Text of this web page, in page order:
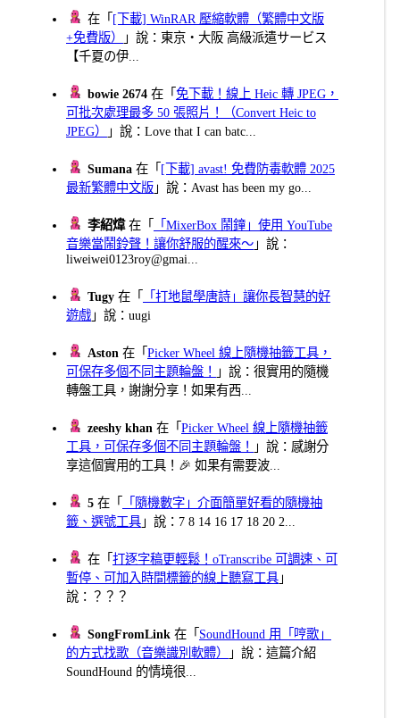
在「 [下載] WinRAR 壓縮軟體（繁體中文版
+免費版）
」說：東京・大阪 高級派遣サービス
【千夏の伊...
bowie 2674 在「免下載！線上 Heic 轉 JPEG，
可批次處理最多 50 張照片！（Convert Heic to
JPEG）
」說：Love that I can batc...
Sumana 在「 [下載] avast! 免費防毒軟體 2025
最新繁體中文版 」說：Avast has been my go...
李紹煒在「
「MixerBox 鬧鐘」使用 YouTube
音樂當鬧鈴聲！讓你舒服的醒來～ 」說：
liweiwei0123roy@gmai...
Tugy 在「
「打地鼠學唐詩」讓你長智慧的好
遊戲 」說：uugi
Aston 在「Picker Wheel 線上隨機抽籤工具，
可保存多個不同主題輪盤！
」說：很實用的隨機
轉盤工具，謝謝分享！如果有西...
zeeshy khan 在「Picker Wheel 線上隨機抽籤
工具，可保存多個不同主題輪盤！
」說：感謝分
享這個實用的工具！🎉 如果有需要波...
5 在「
「隨機數字」介面簡單好看的隨機抽
籤、選號工具 」說：7 8 14 16 17 18 20 2...
在「打逐字稿更輕鬆！oTranscribe 可調速、可
暫停、可加入時間標籤的線上聽寫工具 」
說：？？？
SongFromLink 在「 SoundHound 用「哼歌」
的方式找歌（音樂識別軟體）
」說：這篇介紹
SoundHound 的情境很...